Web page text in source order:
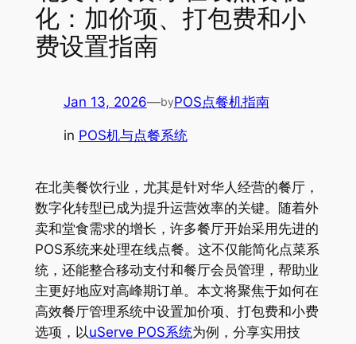
化：加价项、打包费和小
费设置指南
Jan 13, 2026—byPOS点餐机指南
in POS机与点餐系统
在北美餐饮行业，尤其是针对华人经营的餐厅，
数字化转型已成为提升运营效率的关键。随着外
卖和堂食需求的增长，许多餐厅开始采用先进的
POS系统来处理在线点餐。这不仅能简化点菜系
统，还能整合移动支付和餐厅会员管理，帮助业
主更好地应对高峰期订单。本文将聚焦于如何在
高效餐厅管理系统中设置加价项、打包费和小费
选项，以uServe POS系统为例，分享实用技